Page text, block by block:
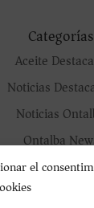
el
Categorías
Aceite
Noticias
Noticias
Ontalba
Oustanding
Outstanding Oil